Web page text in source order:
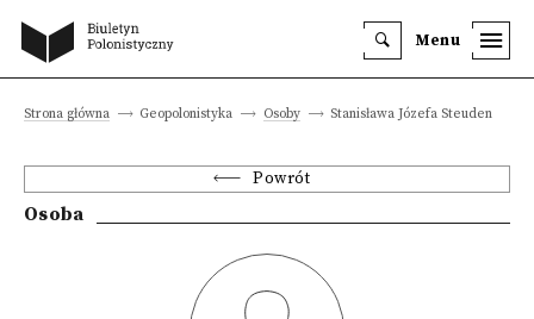
Menu
Strona główna Geopolonistyka Osoby Stanisława Józefa Steuden
Powrót
Osoba